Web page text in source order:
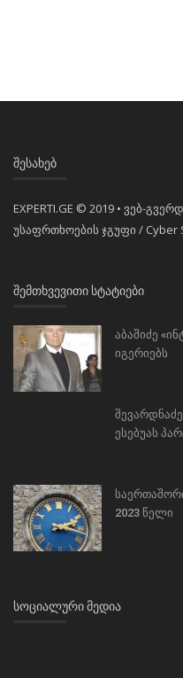
ᲨᲔᲡᲐᲮᲔᲑ
EXPERTI.GE © 2019 • ვებ-
უსაფრთხოების ჯგუფი / Cyber
ᲨᲔᲛᲗᲮᲕᲔᲕᲘᲗᲘ ᲡᲢᲐᲢᲘᲔᲑᲘ
აბაშიძე
იგერიებს
ესებუას
2023 წელი
ᲡᲝᲪᲘᲐᲚᲣᲠᲘ ᲛᲔᲓᲘᲐ